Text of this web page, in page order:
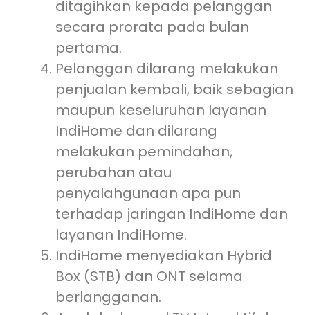
ditagihkan kepada pelanggan
secara prorata pada bulan
pertama.
Pelanggan dilarang melakukan
penjualan kembali, baik sebagian
maupun keseluruhan layanan
IndiHome dan dilarang
melakukan pemindahan,
perubahan atau
penyalahgunaan apa pun
terhadap jaringan IndiHome dan
layanan IndiHome.
IndiHome menyediakan Hybrid
Box (STB) dan ONT selama
berlangganan.